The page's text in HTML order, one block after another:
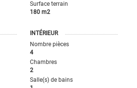
Surface terrain
180 m2
INTÉRIEUR
Nombre pièces
4
Chambres
2
Salle(s) de bains